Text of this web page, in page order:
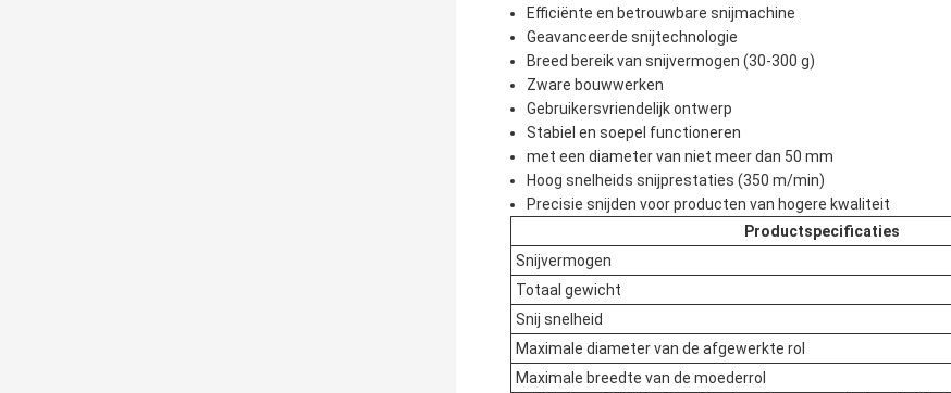
Efficiënte en betrouwbare snijmachine
Geavanceerde snijtechnologie
Breed bereik van snijvermogen (30-300 g)
Zware bouwwerken
Gebruikersvriendelijk ontwerp
Stabiel en soepel functioneren
met een diameter van niet meer dan 50 mm
Hoog snelheids snijprestaties (350 m/min)
Precisie snijden voor producten van hogere kwaliteit
Productspecificaties
Snijvermogen
Totaal gewicht
Snij snelheid
Maximale diameter van de afgewerkte rol
Maximale breedte van de moederrol